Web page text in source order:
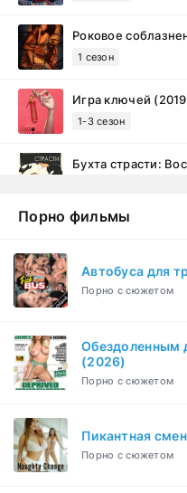
Роковое
1 сезон
Игра ключей
1-3 сезон
Эйфория (2019)
Бисексуалка (2018)
Сутенёры (2023)
1 сезон
Порно фильмы
Автобуса для
Порно с сюжетом
Обездоленным
(2026)
Порно с сюжетом
Пикантная
Порно с сюжетом